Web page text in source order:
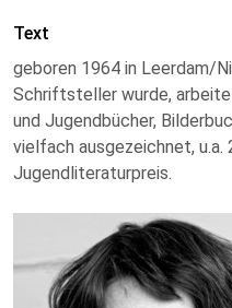
Text
geboren 1964 in Leerdam/
Schriftsteller wurde,
und Jugendbücher,
vielfach ausgezeichnet,
Jugendliteraturpreis.